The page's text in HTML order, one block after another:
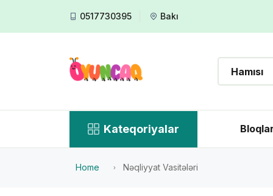
0517730395 Bakı
Kateqoriyalar
Home Nəqliyyat Vasitələri